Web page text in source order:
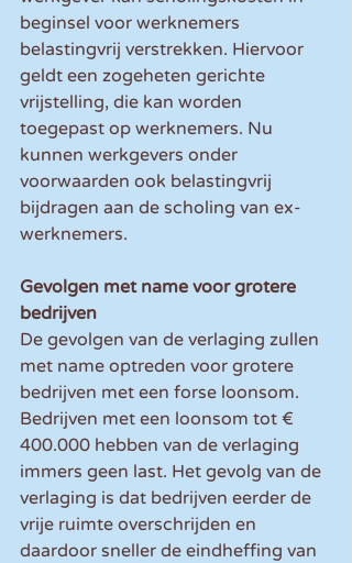
beginsel voor werknemers
belastingvrij verstrekken. Hiervoor
geldt een zogeheten gerichte
vrijstelling, die kan worden
toegepast op werknemers. Nu
kunnen werkgevers onder
voorwaarden ook belastingvrij
bijdragen aan de scholing van ex-
werknemers.
Gevolgen met name voor grotere
bedrijven
De gevolgen van de verlaging zullen
met name optreden voor grotere
bedrijven met een forse loonsom.
Bedrijven met een loonsom tot €
400.000 hebben van de verlaging
immers geen last. Het gevolg van de
verlaging is dat bedrijven eerder de
vrije ruimte overschrijden en
daardoor sneller de eindheffing van